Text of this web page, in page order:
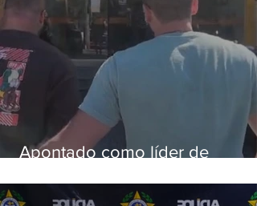
Apontado como líder de
aposentados é preso